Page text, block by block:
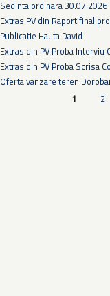
Sedinta ordinara 30.07.2026
Extras PV din Raport final
Publicatie Hauta David
Extras din PV Proba Interviu
Extras din PV Proba Scrisa
Oferta vanzare teren
1 2